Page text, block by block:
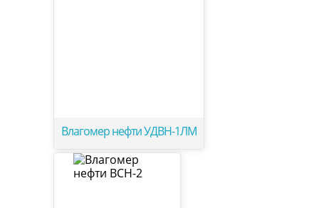
Влагомер нефти УДВН-1ЛМ